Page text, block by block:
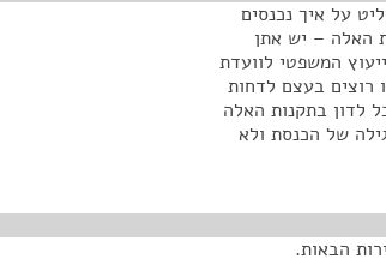
על איך נכנסים
האלה – יש אתן
המשפטי לוועדת
רוצים בעצם לדחות
לדון בתקנות האלה
של הכנסת ולא